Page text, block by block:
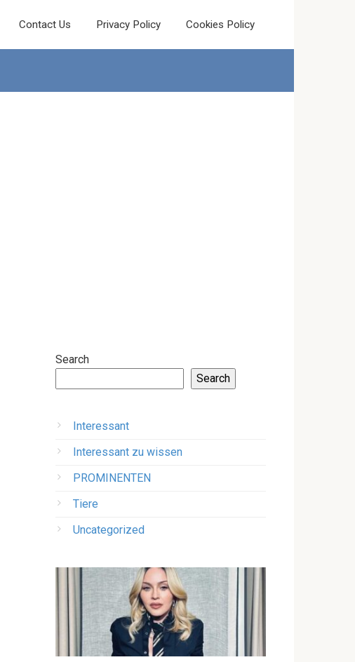
Contact Us Privacy Policy Cookies Policy
Search
Search
Interessant
Interessant zu wissen
PROMINENTEN
Tiere
Uncategorized